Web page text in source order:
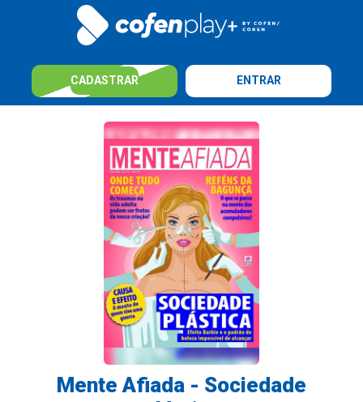
CADASTRAR ENTRAR
Mente Afiada - Sociedade